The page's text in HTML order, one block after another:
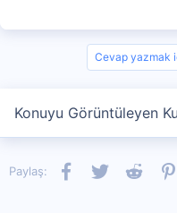
Cevap yazmak
Konuyu Görüntüleyen
Paylaş: Facebook
TwitterReddit